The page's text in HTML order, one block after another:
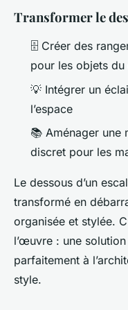
Transformer le
🗄️ Créer des
pour les objets
💡 Intégrer un
l’espace
📚 Aménager une
discret pour les
Le dessous d’un
transformé en
organisée et stylée.
l’œuvre : une
parfaitement à
style.